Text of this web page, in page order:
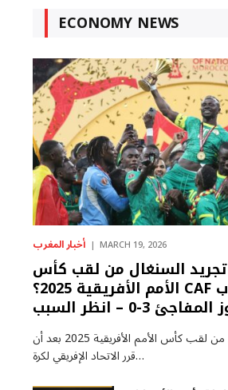
ECONOMY NEWS
أخبار المغرب MARCH 19, 2026
تجريد السنغال من لقب كأس
الأمم الأفريقية 2025؟ CAF يمنح المغرب
3-0 – انظر السبب
تم تجريد السنغال من لقب كأس الأمم الأفريقية 2025 بعد أن
قرر الاتحاد الإفريقي لكرة…